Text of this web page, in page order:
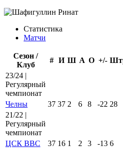
Статистика
Матчи
Сезон /
Клуб
# И Ш А О +/-
23/24 |
Регулярный
чемпионат
Челны
37 37 2 6 8 -22 28
21/22 |
Регулярный
чемпионат
ЦСК ВВС
37 16 1 2 3 -13 6